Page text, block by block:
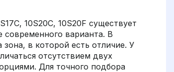
10S20C, 10S20F существует
варианта. В
в которой есть отличие. У
отсутствием двух
Для точного подбора